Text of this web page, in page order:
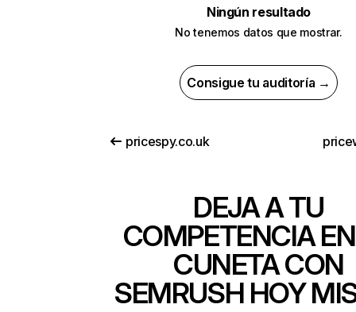
Ningún resultado
No tenemos datos que mostrar.
Consigue tu auditoría →
pricespy.co.uk
DEJA A TU
COMPETENCIA
CUNETA CON
SEMRUSH HOY